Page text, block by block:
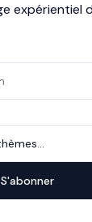
expérientiel
S'abonner